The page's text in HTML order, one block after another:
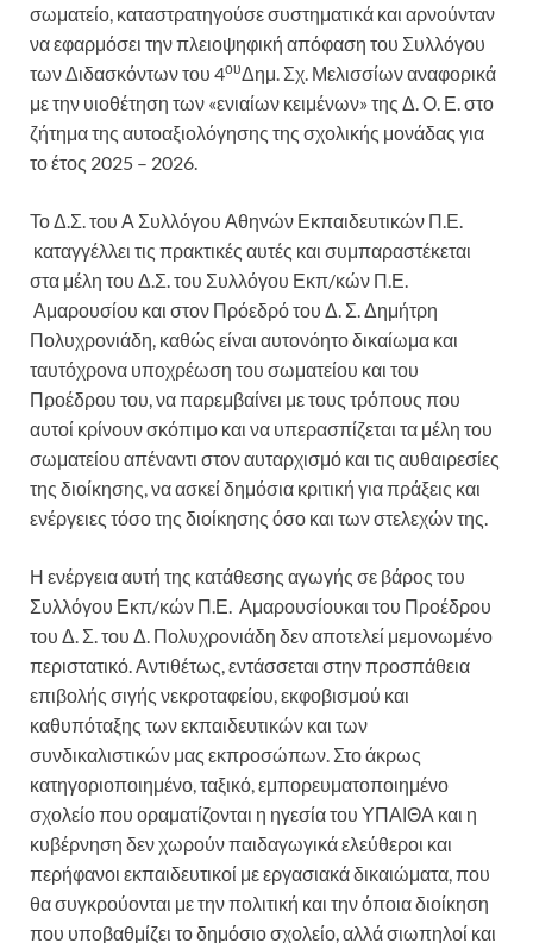
σωματείο, καταστρατηγούσε συστηματικά και αρνούνταν
να εφαρμόσει την πλειοψηφική απόφαση του Συλλόγου
των Διδασκόντων του 4ουΔημ. Σχ. Μελισσίων αναφορικά
με την υιοθέτηση των «ενιαίων κειμένων» της Δ. Ο. Ε. στο
ζήτημα της αυτοαξιολόγησης της σχολικής μονάδας για
το έτος 2025 – 2026.
Το Δ.Σ. του Α Συλλόγου Αθηνών Εκπαιδευτικών Π.Ε.
καταγγέλλει τις πρακτικές αυτές και συμπαραστέκεται
στα μέλη του Δ.Σ. του Συλλόγου Εκπ/κών Π.Ε.
Αμαρουσίου και στον Πρόεδρό του Δ. Σ. Δημήτρη
Πολυχρονιάδη, καθώς είναι αυτονόητο δικαίωμα και
ταυτόχρονα υποχρέωση του σωματείου και του
Προέδρου του, να παρεμβαίνει με τους τρόπους που
αυτοί κρίνουν σκόπιμο και να υπερασπίζεται τα μέλη του
σωματείου απέναντι στον αυταρχισμό και τις αυθαιρεσίες
της διοίκησης, να ασκεί δημόσια κριτική για πράξεις και
ενέργειες τόσο της διοίκησης όσο και των στελεχών της.
Η ενέργεια αυτή της κατάθεσης αγωγής σε βάρος του
Συλλόγου Εκπ/κών Π.Ε. Αμαρουσίουκαι του Προέδρου
του Δ. Σ. του Δ. Πολυχρονιάδη δεν αποτελεί μεμονωμένο
περιστατικό. Αντιθέτως, εντάσσεται στην προσπάθεια
επιβολής σιγής νεκροταφείου, εκφοβισμού και
καθυπόταξης των εκπαιδευτικών και των
συνδικαλιστικών μας εκπροσώπων. Στο άκρως
κατηγοριοποιημένο, ταξικό, εμπορευματοποιημένο
σχολείο που οραματίζονται η ηγεσία του ΥΠΑΙΘΑ και η
κυβέρνηση δεν χωρούν παιδαγωγικά ελεύθεροι και
περήφανοι εκπαιδευτικοί με εργασιακά δικαιώματα, που
θα συγκρούονται με την πολιτική και την όποια διοίκηση
που υποβαθμίζει το δημόσιο σχολείο, αλλά σιωπηλοί και